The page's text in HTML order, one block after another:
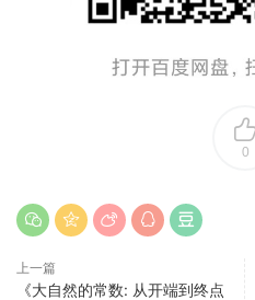
0
上一篇
《大自然的常数: 从开端到终点